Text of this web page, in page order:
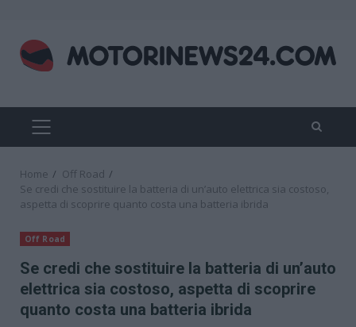
content
PRIMARY
MENU
Home
Off Road
Se credi che sostituire la batteria di un’auto elettrica sia costoso,
aspetta di scoprire quanto costa una batteria ibrida
Off Road
Se credi che sostituire la batteria di un’auto
elettrica sia costoso, aspetta di scoprire
quanto costa una batteria ibrida